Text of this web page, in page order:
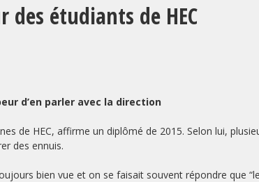
étudiants de HEC
d’en parler avec la direction
de HEC, affirme un diplômé de 2015. Selon lui,
des ennuis.
bien vue et on se faisait souvent répondre que